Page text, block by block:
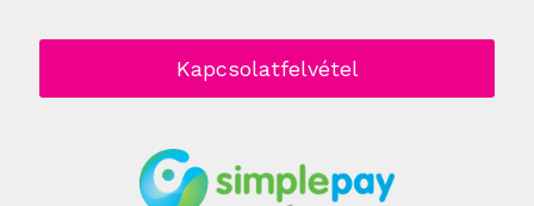
Kapcsolatfelvétel